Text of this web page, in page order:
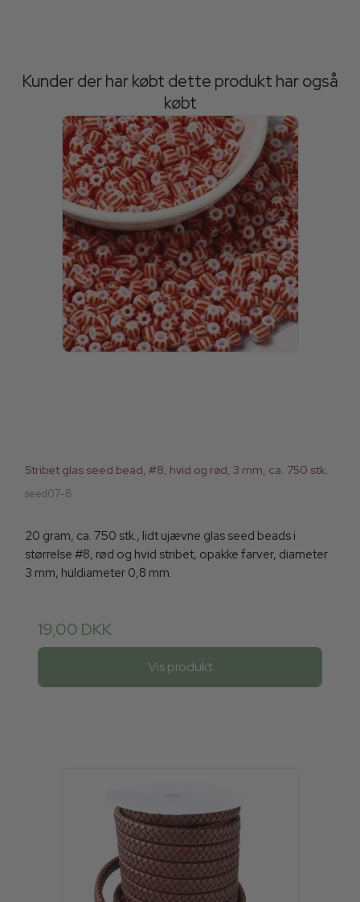
Kunder der har købt dette produkt har også
købt
Stribet glas seed bead, #8, hvid og rød, 3 mm, ca. 750 stk.
seed07-8
20 gram, ca. 750 stk., lidt ujævne glas seed beads i
størrelse #8, rød og hvid stribet, opakke farver, diameter
3 mm, huldiameter 0,8 mm.
19,00 DKK
Vis produkt